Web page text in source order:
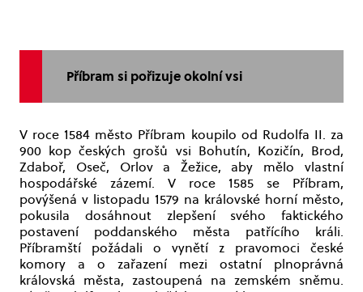
Příbram si pořizuje okolní vsi
V roce 1584 město Příbram koupilo od Rudolfa II. za
900 kop českých grošů vsi Bohutín, Kozičín, Brod,
Zdaboř, Oseč, Orlov a Žežice, aby mělo vlastní
hospodářské zázemí. V roce 1585 se Příbram,
povýšená v listopadu 1579 na královské horní město,
pokusila dosáhnout zlepšení svého faktického
postavení poddanského města patřícího králi.
Příbramští požádali o vynětí z pravomoci české
komory a o zařazení mezi ostatní plnoprávná
královská města, zastoupená na zemském sněmu.